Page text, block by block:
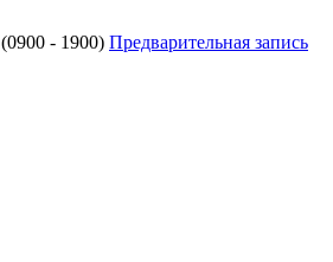
00 - 1900) Предварительная запись